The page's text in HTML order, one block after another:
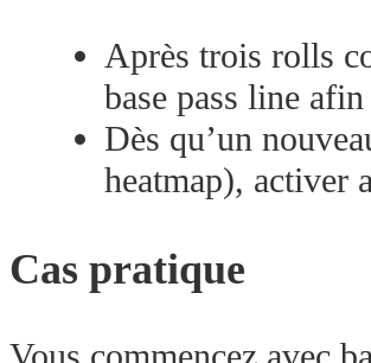
Après trois rolls
base pass line
Dès qu’un
heatmap), activer
Cas pratique